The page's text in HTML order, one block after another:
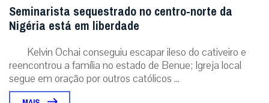
Seminarista sequestrado no centro-norte da
Nigéria está em liberdade
Kelvin Ochai conseguiu escapar ileso do cativeiro e
reencontrou a família no estado de Benue; Igreja local
segue em oração por outros católicos ...